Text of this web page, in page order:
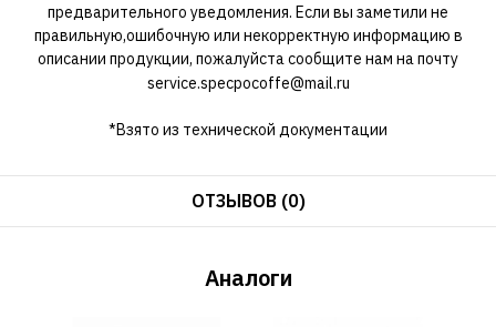
предварительного уведомления. Если вы заметили не
правильную,ошибочную или некорректную информацию в
описании продукции, пожалуйста сообщите нам на почту
service.specpocoffe@mail.ru
*Взято из технической документации
ОТЗЫВОВ (0)
Аналоги